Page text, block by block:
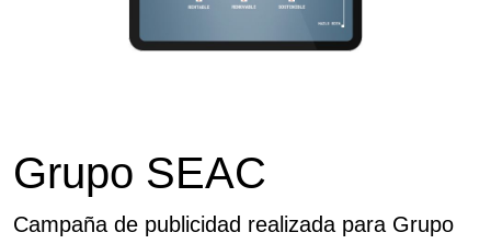
Grupo SEAC
Campaña de publicidad realizada para Grupo